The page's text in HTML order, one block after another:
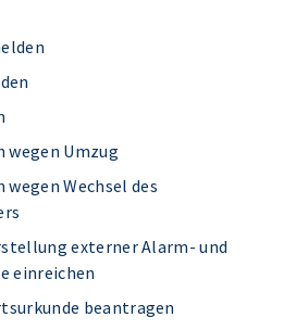
wegen Umzug
Wechsel des
externer Alarm- und
einreichen
beantragen